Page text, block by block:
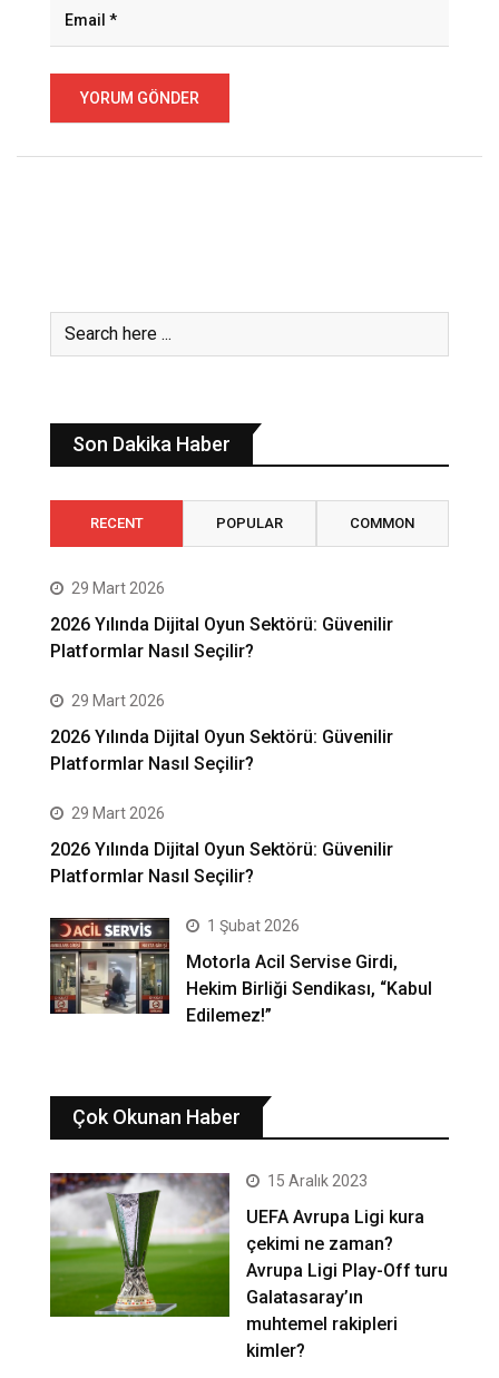
Son Dakika Haber
RECENT POPULAR COMMON
29 Mart 2026
2026 Yılında Dijital Oyun Sektörü: Güvenilir
Platformlar Nasıl Seçilir?
29 Mart 2026
2026 Yılında Dijital Oyun Sektörü: Güvenilir
Platformlar Nasıl Seçilir?
29 Mart 2026
2026 Yılında Dijital Oyun Sektörü: Güvenilir
Platformlar Nasıl Seçilir?
1 Şubat 2026
Motorla Acil Servise Girdi,
Hekim Birliği Sendikası, “Kabul
Edilemez!”
Çok Okunan Haber
15 Aralık 2023
UEFA Avrupa Ligi kura
çekimi ne zaman?
Avrupa Ligi Play-Off turu
Galatasaray’ın
muhtemel rakipleri
kimler?